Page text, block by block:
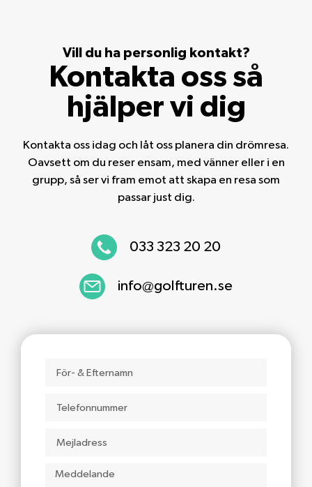
Vill du ha personlig kontakt?
Kontakta oss så
hjälper vi dig
Kontakta oss idag och låt oss planera din drömresa.
Oavsett om du reser ensam, med vänner eller i en
grupp, så ser vi fram emot att skapa en resa som
passar just dig.
033 323 20 20
info@golfturen.se